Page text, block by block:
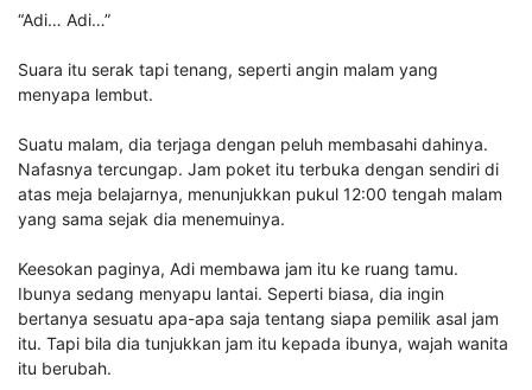
“Adi… Adi…”
Suara itu serak tapi tenang, seperti angin malam yang
menyapa lembut.
Suatu malam, dia terjaga dengan peluh membasahi dahinya.
Nafasnya tercungap. Jam poket itu terbuka dengan sendiri di
atas meja belajarnya, menunjukkan pukul 12:00 tengah malam
yang sama sejak dia menemuinya.
Keesokan paginya, Adi membawa jam itu ke ruang tamu.
Ibunya sedang menyapu lantai. Seperti biasa, dia ingin
bertanya sesuatu apa-apa saja tentang siapa pemilik asal jam
itu. Tapi bila dia tunjukkan jam itu kepada ibunya, wajah wanita
itu berubah.